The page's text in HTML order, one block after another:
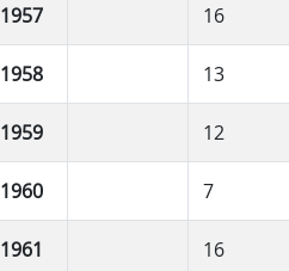
1957 16
1958 13
1959 12
1960 7
1961 16